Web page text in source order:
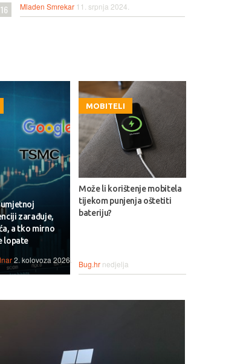
16 Mladen Smrekar 11. srpnja 2024.
zarađuje,
a tko mirno
lopate
2. kolovoza 2026.
MOBITELI
Može li korištenje mobitela
tijekom punjenja oštetiti
bateriju?
Bug.hr nedjelja